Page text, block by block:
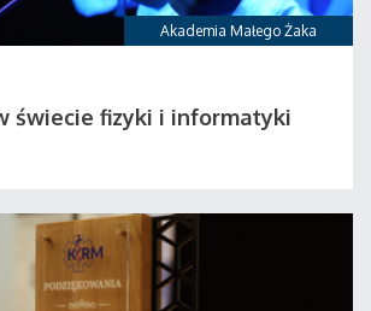
Akademia Małego Żaka
świecie fizyki i informatyki